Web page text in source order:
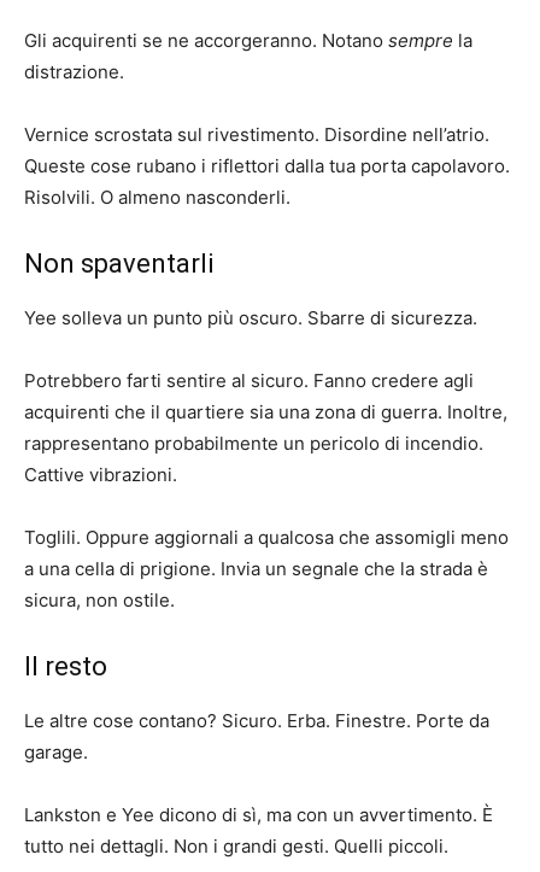
Gli acquirenti se ne accorgeranno. Notano sempre la
distrazione.
Vernice scrostata sul rivestimento. Disordine nell’atrio.
Queste cose rubano i riflettori dalla tua porta capolavoro.
Risolvili. O almeno nasconderli.
Non spaventarli
Yee solleva un punto più oscuro. Sbarre di sicurezza.
Potrebbero farti sentire al sicuro. Fanno credere agli
acquirenti che il quartiere sia una zona di guerra. Inoltre,
rappresentano probabilmente un pericolo di incendio.
Cattive vibrazioni.
Toglili. Oppure aggiornali a qualcosa che assomigli meno
a una cella di prigione. Invia un segnale che la strada è
sicura, non ostile.
Il resto
Le altre cose contano? Sicuro. Erba. Finestre. Porte da
garage.
Lankston e Yee dicono di sì, ma con un avvertimento. È
tutto nei dettagli. Non i grandi gesti. Quelli piccoli.